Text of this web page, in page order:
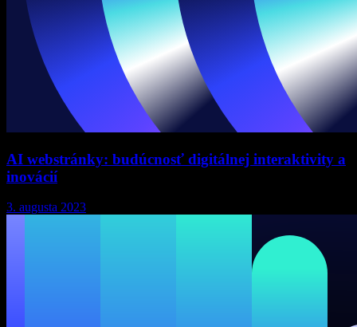
AI webstránky: budúcnosť digitálnej interaktivity a
inovácií
3. augusta 2023